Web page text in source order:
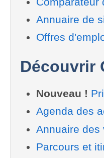
Annuaire de
Offres
Découvrir
Nouveau !
Agenda des
Annuaire des
Parcours et